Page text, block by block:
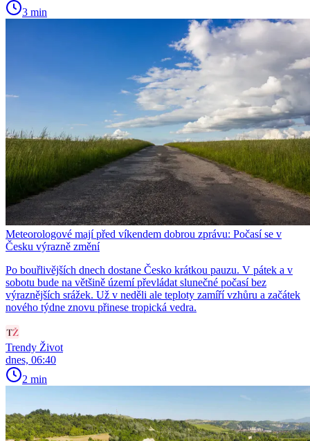
3 min
Meteorologové mají před víkendem dobrou zprávu: Počasí se v
Česku výrazně změní
Po bouřlivějších dnech dostane Česko krátkou pauzu. V pátek a v
sobotu bude na většině území převládat slunečné počasí bez
výraznějších srážek. Už v neděli ale teploty zamíří vzhůru a začátek
nového týdne znovu přinese tropická vedra.
Trendy Život
dnes, 06:40
2 min